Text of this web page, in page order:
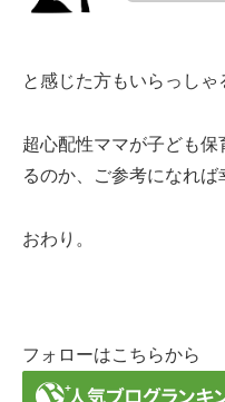
と感じた方もいらっしゃ
超心配性ママが子ども
るのか、ご参考になれば
おわり。
フォローはこちらから